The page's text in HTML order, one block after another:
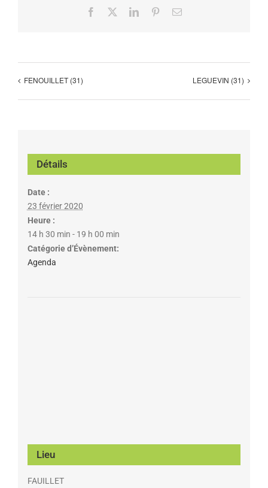
Facebook LinkedInPinterestEmail
FENOUILLET (31) LEGUEVIN (31)
Détails
Date :
23 février 2020
Heure :
14 h 30 min - 19 h 00 min
Catégorie d’Évènement:
Agenda
Lieu
FAUILLET